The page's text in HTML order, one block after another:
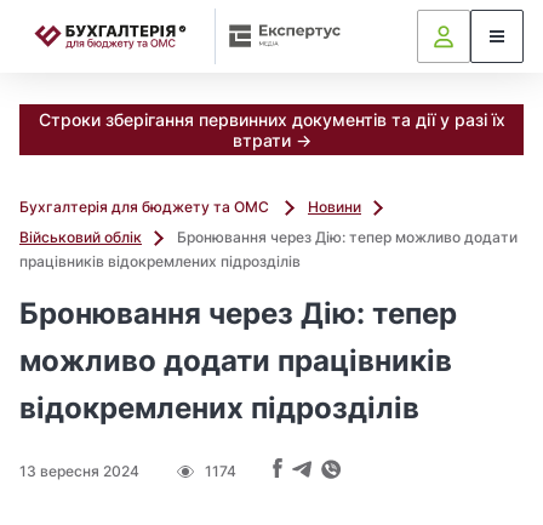
Строки зберігання первинних документів та дії у разі їх
втрати →
Бухгалтерія для бюджету та ОМС
Новини
Військовий облік
Бронювання через Дію: тепер можливо додати
працівників відокремлених підрозділів
Бронювання через Дію: тепер
можливо додати працівників
відокремлених підрозділів
13 вересня 2024 1174